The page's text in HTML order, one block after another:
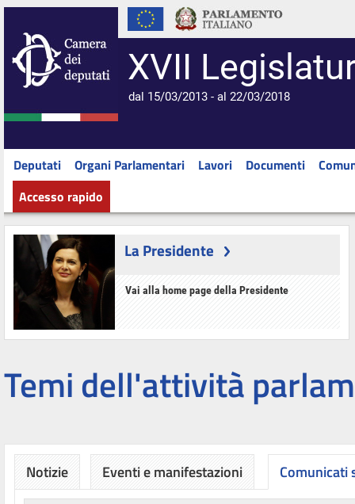
XVII
dal 15/03/2013 - al 22/03/2018
Deputati Organi Parlamentari Lavori Documenti
Accesso rapido
La Presidente
Vai alla home page della Presidente
Temi dell'attività
Notizie Eventi e manifestazioni Comunicati